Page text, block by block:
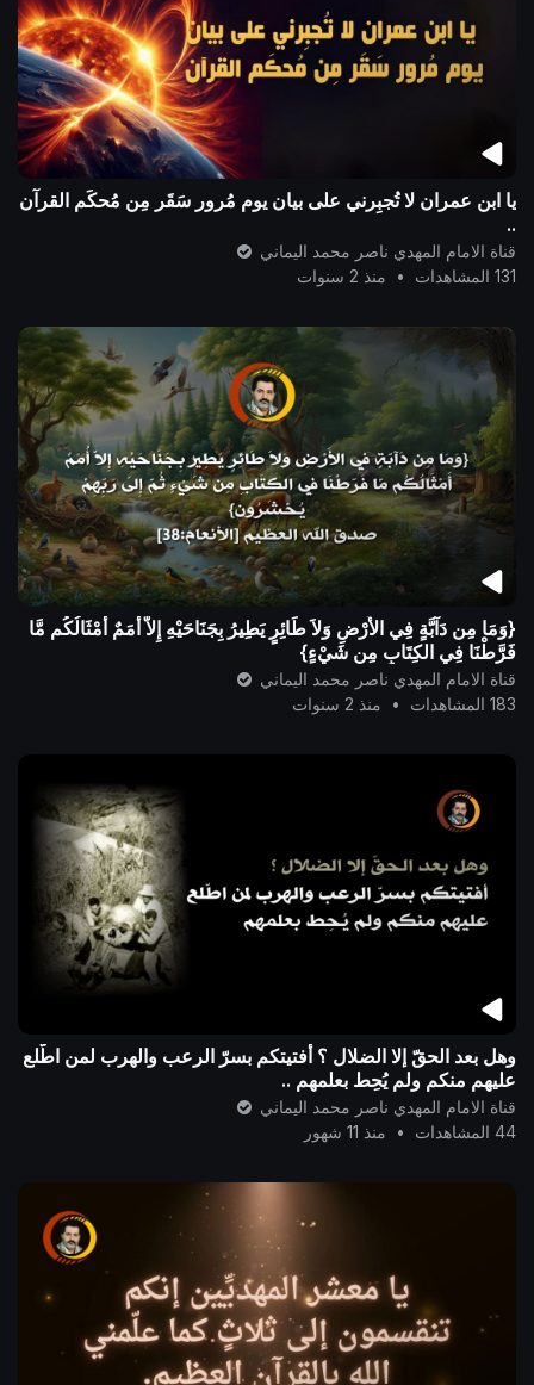
يا ابن عمران لا تُجبِرني على بيان يوم مُرور سَقَر مِن مُحكَم القرآن
..
قناة الامام المهدي ناصر محمد اليماني
131 المشاهدات
• منذ 2 سنوات
{وَمَا مِن دَآبَّةٍ فِي الأَرْضِ وَلاَ طَائِرٍ يَطِيرُ بِجَنَاحَيْهِ إِلاَّ أُمَمٌ أَمْثَالُكُم مَّا
فَرَّطْنَا فِي الكِتَابِ مِن شَيْءٍ}
قناة الامام المهدي ناصر محمد اليماني
183 المشاهدات
• منذ 2 سنوات
وهل بعد الحقّ إلا الضلال ؟ أفتيتكم بسرّ الرعب والهرب لمن اطّلع
عليهم منكم ولم يُحِط بعلمهم ..
قناة الامام المهدي ناصر محمد اليماني
44 المشاهدات
• منذ 11 شهور